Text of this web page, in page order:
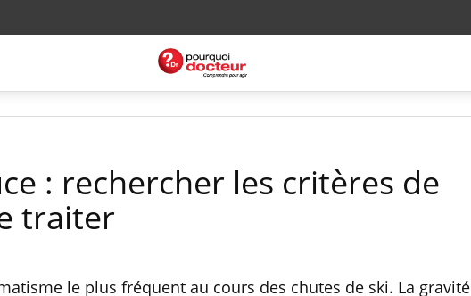
: rechercher les critères de
traiter
le plus fréquent au cours des chutes de ski. La gravité